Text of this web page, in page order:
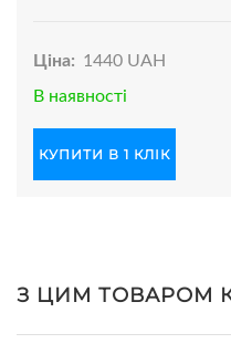
Ціна: 1440 UAH
В наявності
КУПИТИ В 1 КЛІК
З ЦИМ ТОВАРОМ